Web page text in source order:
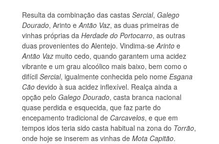
Resulta da combinação das castas Sercial, Galego
Dourado, Arinto eAntão Vaz, as duas primeiras de
vinhas próprias da Herdade do Portocarro, as outras
duas provenientes do Alentejo. Vindima-seArinto e
Antão Vaz muito cedo, quando garantem uma acidez
vibrante e um grau alcoólico mais baixo, bem como o
difícil Sercial, igualmente conhecida pelo nome Esgana
Cão devido à sua acidez inflexível. Realça ainda a
opção pelo Galego Dourado, casta branca nacional
quase perdida e esquecida, que faz parte do
encepamento tradicional de Carcavelos, e que em
tempos idos teria sido casta habitual na zona do Torrão,
onde hoje se inserem as vinhas de Mota Capitão.